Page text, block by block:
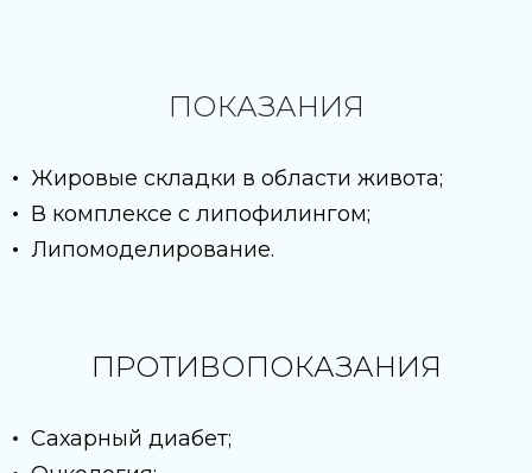
Смотреть всех
ПОКАЗАНИЯ
Жировые складки в области живота;
В комплексе с липофилингом;
Липомоделирование.
ПРОТИВОПОКАЗАНИЯ
Сахарный диабет;